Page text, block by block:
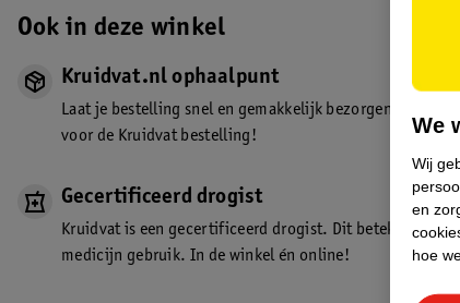
Ook in deze winkel
Kruidvat.nl ophaalpunt
Laat je bestelling snel en gemakkelijk bezorgen in de
voor de Kruidvat bestelling!
Gecertificeerd drogist
Kruidvat is een gecertificeerd drogist. Dit betekent dat
medicijn gebruik. In de winkel én online!
We
Wij
en
hoe